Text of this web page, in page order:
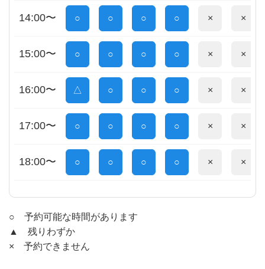
14:00〜 ○ ○ ○ ○ × ×
15:00〜 ○ ○ ○ ○ × ×
16:00〜 △ ○ ○ ○ × ×
17:00〜 ○ ○ ○ ○ × ×
18:00〜 ○ ○ ○ ○ × ×
○ 予約可能な時間があります
▲ 残りわずか
× 予約できません